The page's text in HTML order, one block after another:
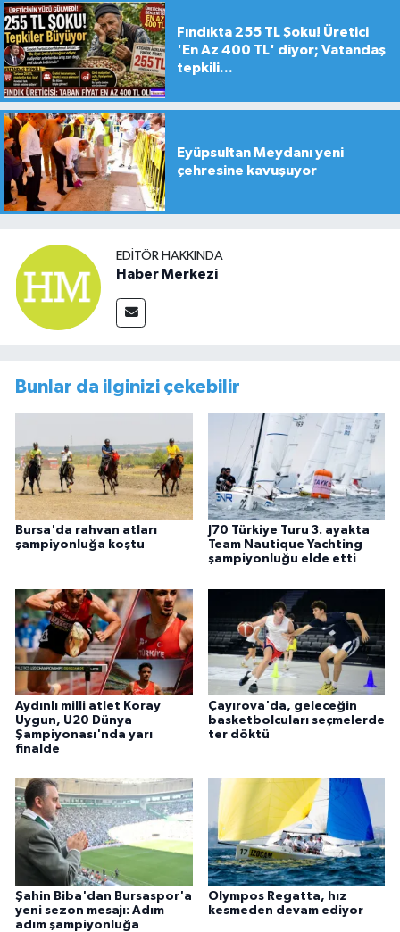
Fındıkta 255 TL Şoku! Üretici
'En Az 400 TL' diyor; Vatandaş
tepkili...
Eyüpsultan Meydanı yeni
çehresine kavuşuyor
EDITÖR HAKKINDA
Haber Merkezi
Bunlar da ilginizi çekebilir
Bursa'da rahvan atları
şampiyonluğa koştu
J70 Türkiye Turu 3. ayakta
Team Nautique Yachting
şampiyonluğu elde etti
Aydınlı milli atlet Koray
Uygun, U20 Dünya
Şampiyonası'nda yarı
finalde
Çayırova'da, geleceğin
basketbolcuları seçmelerde
ter döktü
Şahin Biba'dan Bursaspor'a
yeni sezon mesajı: Adım
adım şampiyonluğa
Olympos Regatta, hız
kesmeden devam ediyor